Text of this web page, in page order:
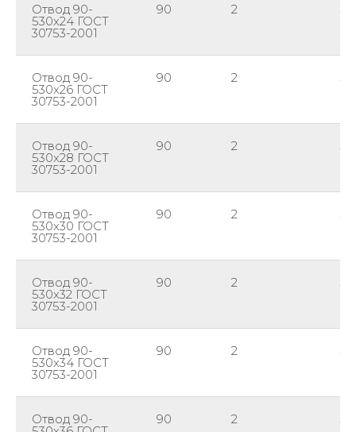
Отвод 90-
530х24 ГОСТ
30753-2001
90 2
Отвод 90-
530х26 ГОСТ
30753-2001
90 2
Отвод 90-
530х28 ГОСТ
30753-2001
90 2
Отвод 90-
530х30 ГОСТ
30753-2001
90 2
Отвод 90-
530х32 ГОСТ
30753-2001
90 2
Отвод 90-
530х34 ГОСТ
30753-2001
90 2
Отвод 90- 90 2